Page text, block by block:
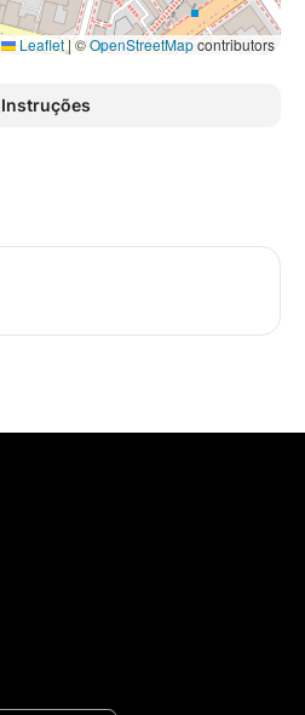
Leaflet |©OpenStreetMapcontributors
Instruções